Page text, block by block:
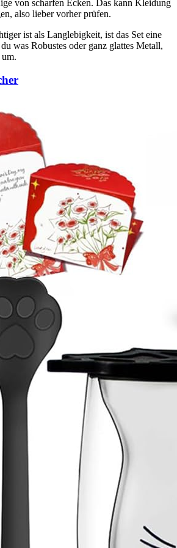
von scharfen Ecken. Das kann Kleidung
also lieber vorher prüfen.
ist als Langlebigkeit, ist das Set eine
was Robustes oder ganz glattes Metall,